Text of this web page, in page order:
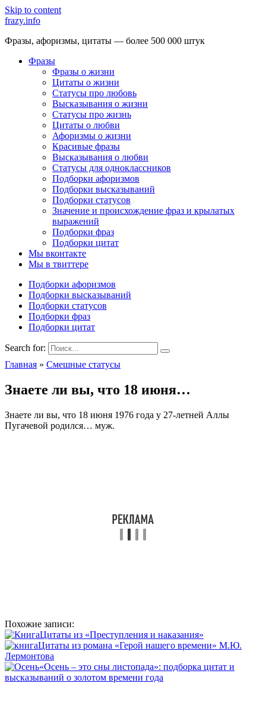
Skip to content
frazy.info
Фразы, афоризмы, цитаты — более 500 000 штук
Фразы
Фразы о жизни
Цитаты о жизни
Статусы про любовь
Высказывания о жизни
Статусы про жизнь
Цитаты о любви
Афоризмы о жизни
Красивые фразы
Высказывания о любви
Статусы для одноклассников
Подборки афоризмов
Подборки высказываний
Подборки статусов
Значение и происхождение фраз и крылатых
выражений
Подборки фраз
Подборки цитат
Мы вконтакте
Мы в твиттере
Подборки афоризмов
Подборки высказываний
Подборки статусов
Подборки фраз
Подборки цитат
Search for:
Главная » Смешные статусы
Знаете ли вы, что 18 июня…
Знаете ли вы, что 18 июня 1976 года у 27-летней Аллы
Пугачевой родился… муж.
Похожие записи:
Цитаты из «Преступления и наказания»
Цитаты из романа «Герой нашего времени» М.Ю.
Лермонтова
«Осень – это сны листопада»: подборка цитат и
высказываний о золотом времени года